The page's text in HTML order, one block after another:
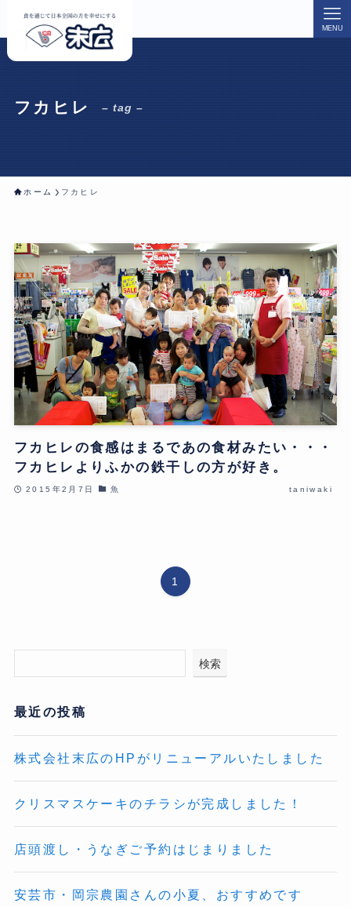
MENU
フカヒレ – tag –
ホーム フカヒレ
フカヒレの食感はまるであの食材みたい・・・
フカヒレよりふかの鉄干しの方が好き。
2015年2月7日 魚 taniwaki
1
検索
最近の投稿
株式会社末広のHPがリニューアルいたしました
クリスマスケーキのチラシが完成しました！
店頭渡し・うなぎご予約はじまりました
安芸市・岡宗農園さんの小夏、おすすめです